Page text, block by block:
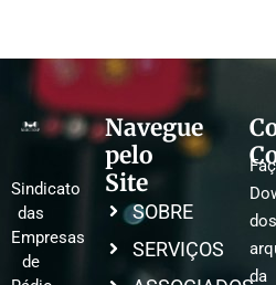
Sindicato
das
Empresas
de
Navegue
pelo
Site
SOBRE
SERVIÇOS
dos
da